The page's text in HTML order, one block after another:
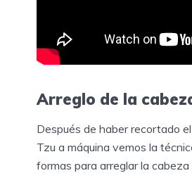
Arreglo de la
Después de haber recortado
Tzu a máquina vemos la
formas para arreglar la